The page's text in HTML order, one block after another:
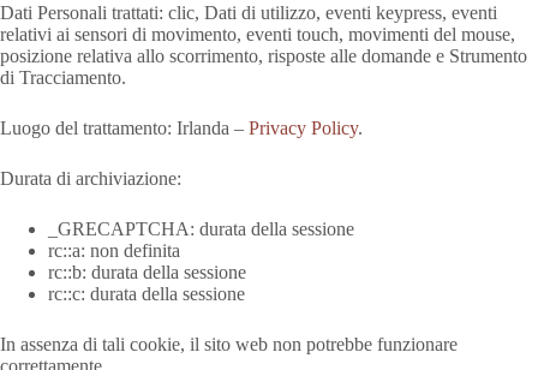
Dati Personali trattati: clic, Dati di utilizzo, eventi keypress, eventi
relativi ai sensori di movimento, eventi touch, movimenti del mouse,
posizione relativa allo scorrimento, risposte alle domande e Strumento
di Tracciamento.
Luogo del trattamento: Irlanda – Privacy Policy.
Durata di archiviazione:
_GRECAPTCHA: durata della sessione
rc::a: non definita
rc::b: durata della sessione
rc::c: durata della sessione
In assenza di tali cookie, il sito web non potrebbe funzionare
correttamente.